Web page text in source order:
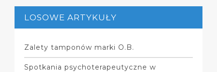
LOSOWE ARTYKUŁY
Zalety tamponów marki O.B.
Spotkania psychoterapeutyczne w